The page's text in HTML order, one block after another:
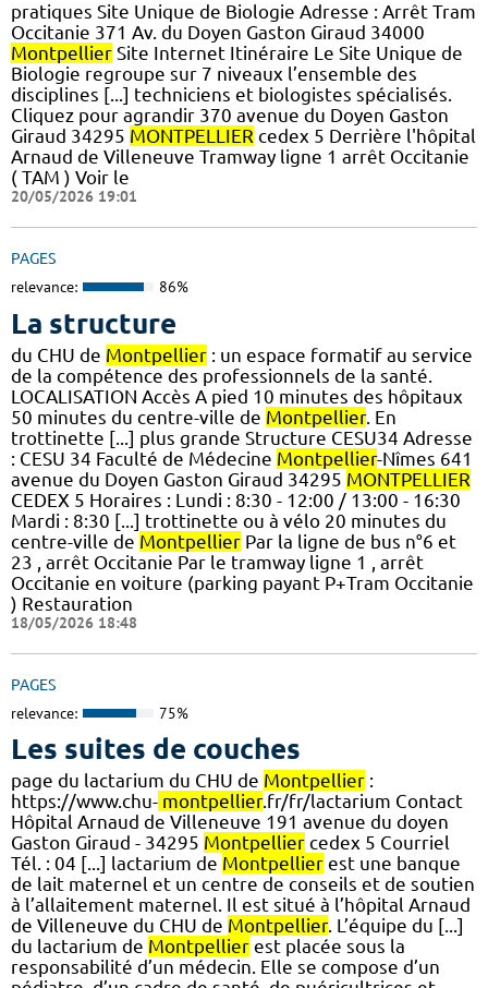
pratiques Site Unique de Biologie Adresse : Arrêt Tram
Occitanie 371 Av. du Doyen Gaston Giraud 34000
Montpellier Site Internet Itinéraire Le Site Unique de
Biologie regroupe sur 7 niveaux l’ensemble des
disciplines [...] techniciens et biologistes spécialisés.
Cliquez pour agrandir 370 avenue du Doyen Gaston
Giraud 34295 MONTPELLIER cedex 5 Derrière l'hôpital
Arnaud de Villeneuve Tramway ligne 1 arrêt Occitanie
( TAM ) Voir le
20/05/2026 19:01
PAGES
relevance: 86%
La structure
du CHU de Montpellier : un espace formatif au service
de la compétence des professionnels de la santé.
LOCALISATION Accès A pied 10 minutes des hôpitaux
50 minutes du centre-ville de Montpellier. En
trottinette [...] plus grande Structure CESU34 Adresse
: CESU 34 Faculté de Médecine Montpellier-Nîmes 641
avenue du Doyen Gaston Giraud 34295 MONTPELLIER
CEDEX 5 Horaires : Lundi : 8:30 - 12:00 / 13:00 - 16:30
Mardi : 8:30 [...] trottinette ou à vélo 20 minutes du
centre-ville de Montpellier Par la ligne de bus n°6 et
23 , arrêt Occitanie Par le tramway ligne 1 , arrêt
Occitanie en voiture (parking payant P+Tram Occitanie
) Restauration
18/05/2026 18:48
PAGES
relevance: 75%
Les suites de couches
page du lactarium du CHU de Montpellier :
https://www.chu- montpellier.fr/fr/lactarium Contact
Hôpital Arnaud de Villeneuve 191 avenue du doyen
Gaston Giraud - 34295 Montpellier cedex 5 Courriel
Tél. : 04 [...] lactarium de Montpellier est une banque
de lait maternel et un centre de conseils et de soutien
à l’allaitement maternel. Il est situé à l’hôpital Arnaud
de Villeneuve du CHU de Montpellier. L’équipe du [...]
du lactarium de Montpellier est placée sous la
responsabilité d’un médecin. Elle se compose d’un